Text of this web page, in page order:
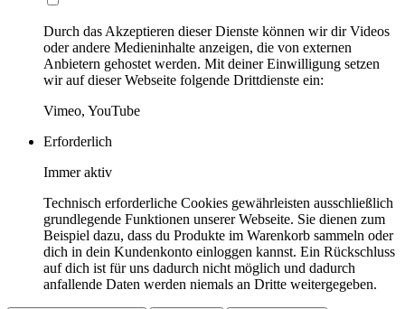
Durch das Akzeptieren dieser Dienste können wir dir Videos
oder andere Medieninhalte anzeigen, die von externen
Anbietern gehostet werden. Mit deiner Einwilligung setzen
wir auf dieser Webseite folgende Drittdienste ein:
Vimeo, YouTube
Erforderlich
Immer aktiv
Technisch erforderliche Cookies gewährleisten ausschließlich
grundlegende Funktionen unserer Webseite. Sie dienen zum
Beispiel dazu, dass du Produkte im Warenkorb sammeln oder
dich in dein Kundenkonto einloggen kannst. Ein Rückschluss
auf dich ist für uns dadurch nicht möglich und dadurch
anfallende Daten werden niemals an Dritte weitergegeben.